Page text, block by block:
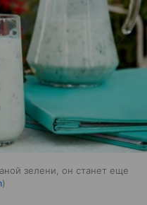
зелени, он станет еще